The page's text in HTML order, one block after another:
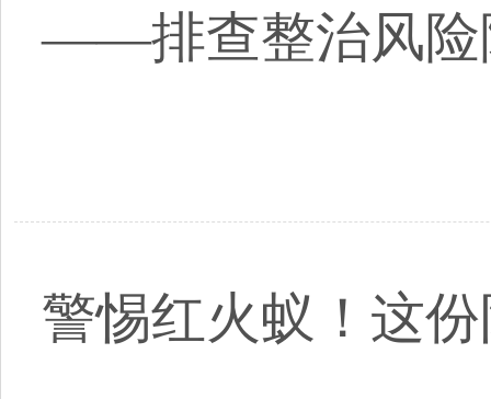
——排查整治风险
警惕红火蚁！这